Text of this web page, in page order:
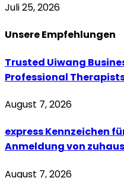
Juli 25, 2026
UnsereEmpfehlungen
Trusted Uiwang
Professional
August 7, 2026
express Kennzeichen
Anmeldung von
August 7, 2026